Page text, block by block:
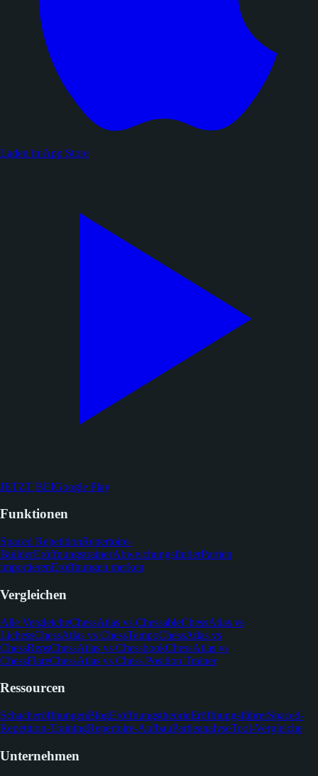
Laden imApp Store
JETZT BEIGoogle Play
Funktionen
Spaced RepetitionRepertoire-
BuilderEröffnungstrainerAbweichungsfinderPartien
importierenEröffnungen merken
Vergleichen
Alle VergleicheChessAtlas vs ChessableChessAtlas vs
LichessChessAtlas vs ChessTempoChessAtlas vs
ChessRepsChessAtlas vs ChessbookChessAtlas vs
ChessFlareChessAtlas vs Chess Position Trainer
Ressourcen
SchacheröffnungenBlogEröffnungstheorieEröffnungsführerSpaced-
Repetition-TrainingRepertoire-AufbauPartieanalyseTool-Vergleiche
Unternehmen